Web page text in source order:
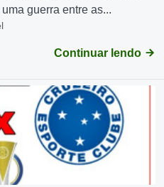
guerra entre as...
Continuar lendo